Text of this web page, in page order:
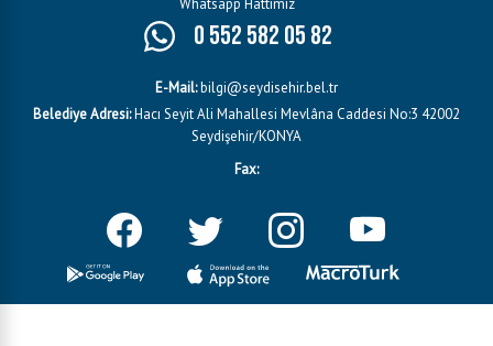
Whatsapp Hattımız
0 552 582 05 82
E-Mail:bilgi@seydisehir.bel.tr
Belediye Adresi:Hacı Seyit Ali Mahallesi Mevlâna Caddesi No:3 42002
Seydişehir/KONYA
Fax: